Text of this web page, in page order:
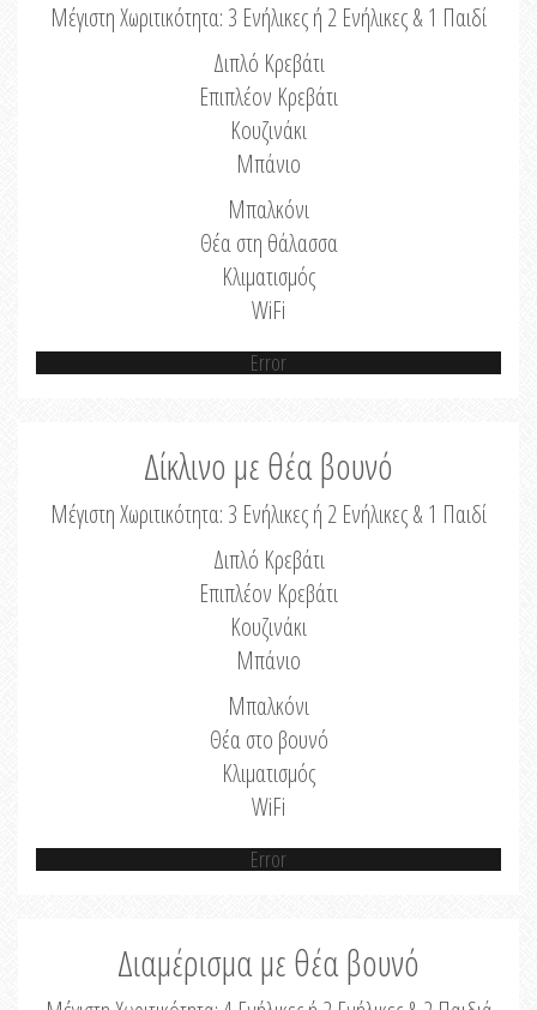
Μέγιστη Χωριτικότητα: 3 Ενήλικες ή 2 Ενήλικες & 1 Παιδί
Διπλό Κρεβάτι
Επιπλέον Κρεβάτι
Κουζινάκι
Μπάνιο
Μπαλκόνι
Θέα στη θάλασσα
Κλιματισμός
WiFi
Error
Δίκλινο με θέα βουνό
Μέγιστη Χωριτικότητα: 3 Ενήλικες ή 2 Ενήλικες & 1 Παιδί
Διπλό Κρεβάτι
Επιπλέον Κρεβάτι
Κουζινάκι
Μπάνιο
Μπαλκόνι
Θέα στο βουνό
Κλιματισμός
WiFi
Error
Διαμέρισμα με θέα βουνό